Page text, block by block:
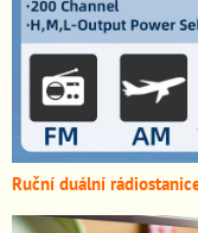
Ruční duální